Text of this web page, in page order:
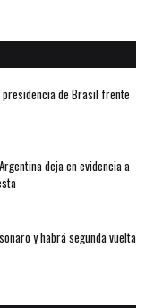
de Brasil frente
deja en evidencia a
y habrá segunda vuelta